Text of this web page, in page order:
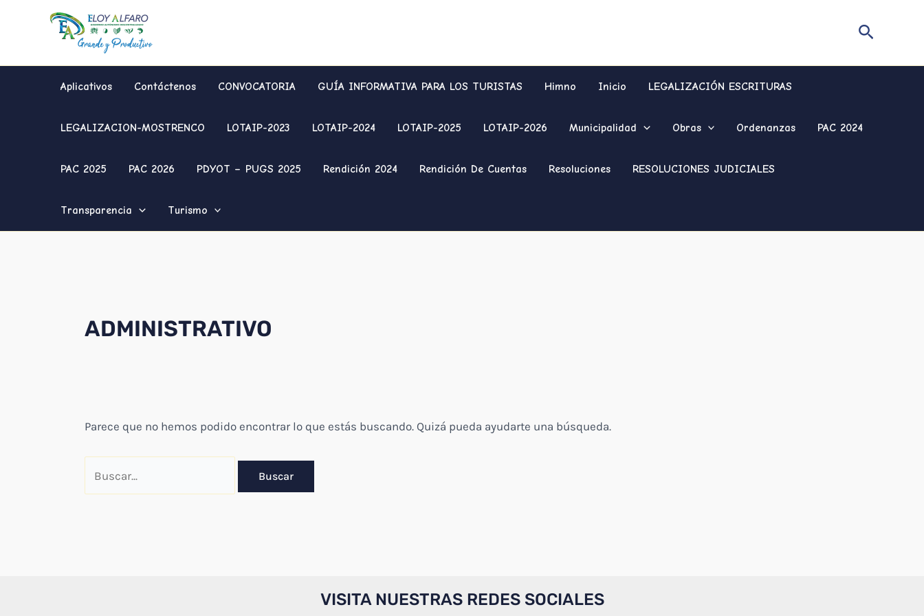
Buscar
Aplicativos Contáctenos CONVOCATORIA GUÍA INFORMATIVA PARA LOS TURISTAS Himno Inicio LEGALIZACIÓN ESCRITURAS
LEGALIZACION-MOSTRENCO LOTAIP-2023 LOTAIP-2024 LOTAIP-2025 LOTAIP-2026 Municipalidad Obras Ordenanzas PAC 2024
PAC 2025 PAC 2026 PDYOT – PUGS 2025 Rendición 2024 Rendición De Cuentas Resoluciones RESOLUCIONES JUDICIALES
Transparencia Turismo
ADMINISTRATIVO
Parece que no hemos podido encontrar lo que estás buscando. Quizá pueda ayudarte una búsqueda.
por:
VISITA NUESTRAS REDES SOCIALES